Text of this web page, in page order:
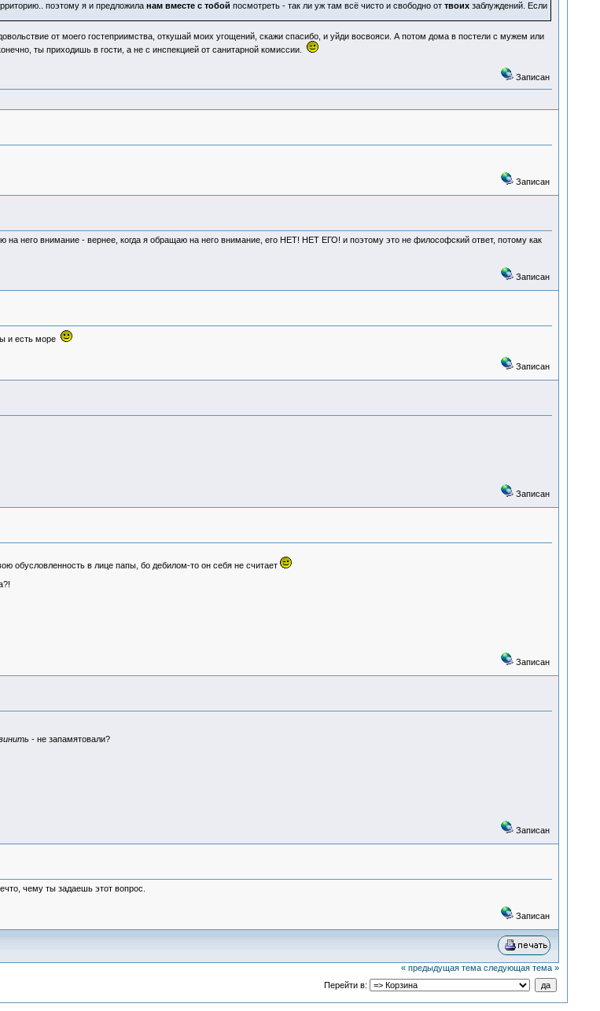
поэтому я и предложила нам вместе с тобой посмотреть - так ли уж там всё чисто и свободно от твоихзаблуждений. Если
от моего гостеприимства, откушай моих угощений, скажи спасибо, и уйди восвояси. А потом дома в постели с мужем или
ты приходишь в гости, а не с инспекцией от санитарной комиссии.
Записан
Записан
на него внимание - вернее, когда я обращаю на него внимание, его НЕТ! НЕТ ЕГО! и поэтому это не философский ответ, потому как
Записан
и есть море
Записан
Записан
обусловленность в лице папы, бо дебилом-то он себя не считает
Записан
- не запамятовали?
Записан
чему ты задаешь этот вопрос.
Записан
« предыдущая тема следующая тема »
Перейти в: